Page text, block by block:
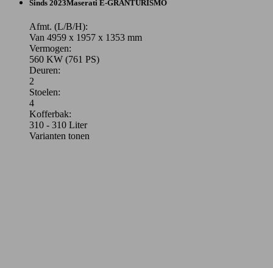
Sinds 2023Maserati E-GRANTURISMO
Afmt. (L/B/H):
Van 4959 x 1957 x 1353 mm
Vermogen:
560 KW (761 PS)
Deuren:
2
Stoelen:
4
Kofferbak:
310 - 310 Liter
Varianten tonen